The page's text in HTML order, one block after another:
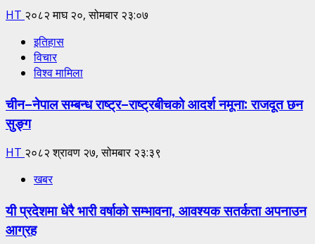
HT २०८२ माघ २०, सोमबार २३:०७
इतिहास
विचार
विश्व मामिला
चीन–नेपाल सम्बन्ध राष्ट्र–राष्ट्रबीचको आदर्श नमूना: राजदूत छन
सुङ्ग
HT २०८२ श्रावण २७, सोमबार २३:३९
खबर
यी प्रदेशमा धेरै भारी वर्षाको सम्भावना, आवश्यक सतर्कता अपनाउन
आग्रह